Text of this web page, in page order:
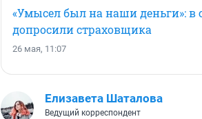
«Умысел был на наши деньги»: в
допросили страховщика
26 мая, 11:07
Елизавета Шаталова
Ведущий корреспондент